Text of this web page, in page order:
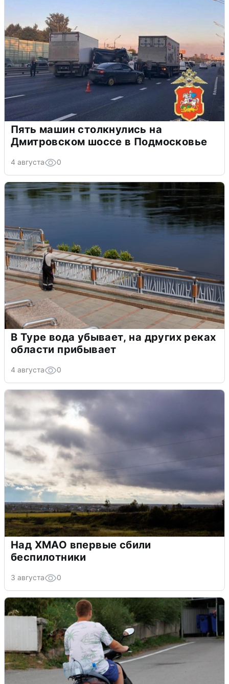
Пять машин столкнулись на
Дмитровском шоссе в Подмосковье
4 августа 0
В Туре вода убывает, на других реках
области прибывает
4 августа 0
Над ХМАО впервые сбили
беспилотники
3 августа 0